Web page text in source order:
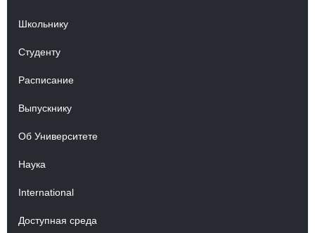
Школьнику
Студенту
Расписание
Выпускнику
Об Университете
Наука
International
Доступная среда